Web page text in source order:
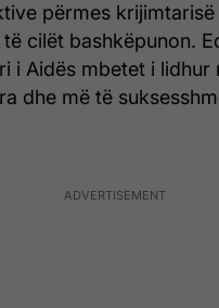
përmes
cilët bashkëpunon.
i Aidës mbetet i lidhur
dhe më të